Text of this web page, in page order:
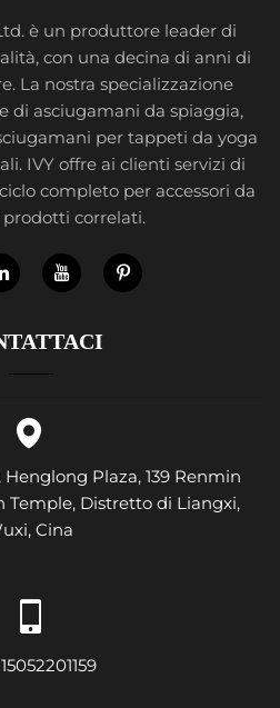
è un produttore leader di
con una decina di anni di
La nostra specializzazione
di asciugamani da spiaggia,
per tappeti da yoga
IVY offre ai clienti servizi di
completo per accessori da
correlati.
Henglong Plaza, 139 Renmin
Temple, Distretto di Liangxi,
Cina